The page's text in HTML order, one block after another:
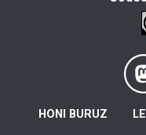
HONI BURUZ